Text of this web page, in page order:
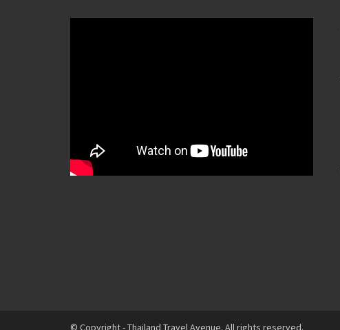
© Copyright - Thailand Travel Avenue. All rights reserved.